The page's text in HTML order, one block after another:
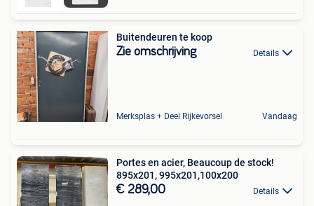
Buitendeuren te koop
Zie omschrijving Details
Merksplas + Deel Rijkevorsel Vandaag
Portes en acier, Beaucoup de stock!
895x201, 995x201,100x200
€ 289,00 Details